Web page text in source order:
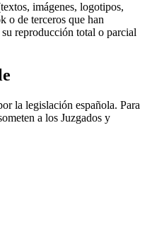
imágenes, logotipos,
o de terceros que han
reproducción total o parcial
la legislación española. Para
a los Juzgados y